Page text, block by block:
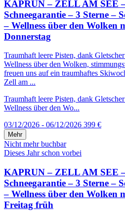
KAPRUN – ZELL AM SEE
Schneegarantie – 3 Sterne –
– Wellness über den Wolken
Donnerstag
Traumhaft leere Pisten, dank
Wellness über den Wolken,
freuen uns auf ein traumhaftes
Zell am ...
Traumhaft leere Pisten, dank
Wellness über den Wo...
03/12/2026 - 06/12/2026 399 €
Mehr
Nicht mehr buchbar
Dieses Jahr schon vorbei
KAPRUN – ZELL AM SEE
Schneegarantie – 3 Sterne –
– Wellness über den Wolken
Freitag früh